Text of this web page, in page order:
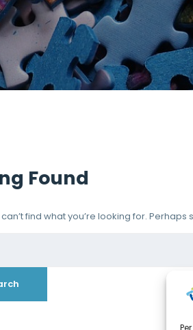
Found
find what you’re looking for.